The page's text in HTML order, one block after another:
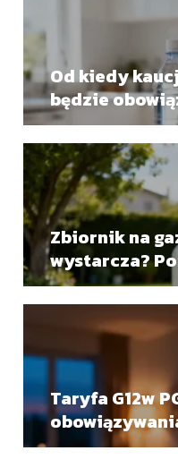
Od kiedy
będzie
Zbiornik na
wystarcza?
Taryfa G12w
zimowym